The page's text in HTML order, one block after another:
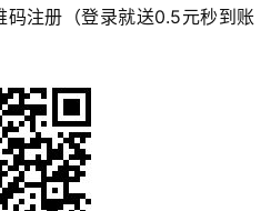
码注册（登录就送0.5元秒到账